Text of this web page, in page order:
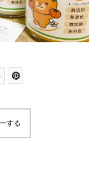
する